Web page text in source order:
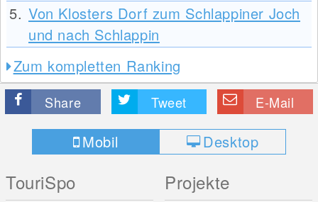
5. Von Klosters Dorf zum Schlappiner Joch
und nach Schlappin
Zum kompletten Ranking
Share Tweet E-Mail
Mobil Desktop
TouriSpo Projekte